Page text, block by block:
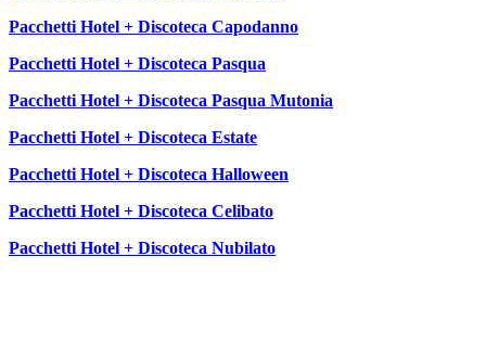
Pacchetti Hotel + Discoteca Capodanno
Pacchetti Hotel + Discoteca Pasqua
Pacchetti Hotel + Discoteca Pasqua Mutonia
Pacchetti Hotel + Discoteca Estate
Pacchetti Hotel + Discoteca Halloween
Pacchetti Hotel + Discoteca Celibato
Pacchetti Hotel + Discoteca Nubilato